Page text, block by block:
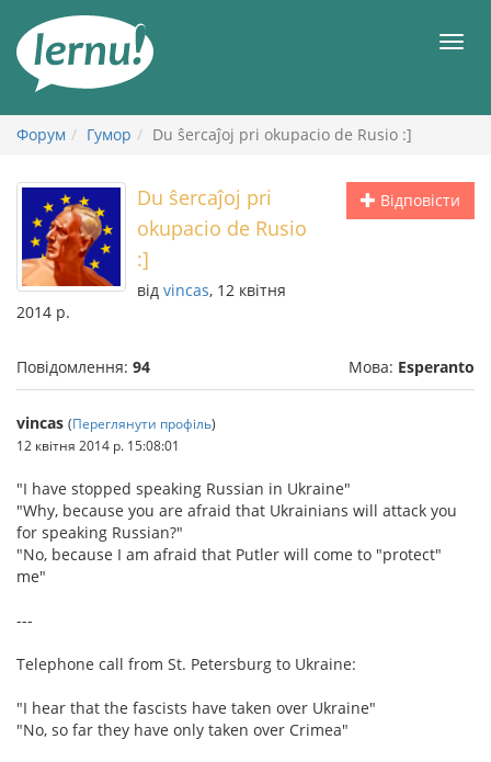
змісту
Форум Гумор Du ŝercaĵoj pri okupacio de Rusio :]
Відповісти
Du ŝercaĵoj pri
okupacio de Rusio
:]
від vincas, 12 квітня
2014 р.
Повідомлення: 94 Мова: Esperanto
vincas (Переглянути профіль)
12 квітня 2014 р. 15:08:01
"I have stopped speaking Russian in Ukraine"
"Why, because you are afraid that Ukrainians will attack you
for speaking Russian?"
"No, because I am afraid that Putler will come to "protect"
me"
---
Telephone call from St. Petersburg to Ukraine:
"I hear that the fascists have taken over Ukraine"
"No, so far they have only taken over Crimea"